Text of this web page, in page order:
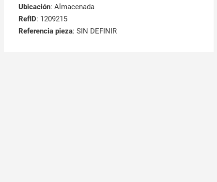
Ubicación: Almacenada
RefID: 1209215
Referencia pieza: SIN DEFINIR